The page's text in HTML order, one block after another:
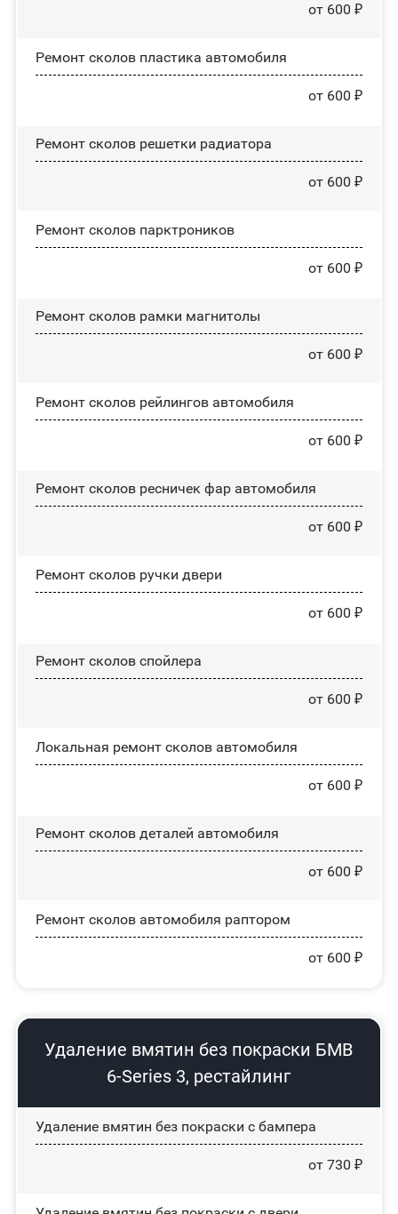
от 600 ₽
Ремонт сколов пластика автомобиля
от 600 ₽
Ремонт сколов решетки радиатора
от 600 ₽
Ремонт сколов парктроников
от 600 ₽
Ремонт сколов рамки магнитолы
от 600 ₽
Ремонт сколов рейлингов автомобиля
от 600 ₽
Ремонт сколов ресничек фар автомобиля
от 600 ₽
Ремонт сколов ручки двери
от 600 ₽
Ремонт сколов спойлера
от 600 ₽
Локальная ремонт сколов автомобиля
от 600 ₽
Ремонт сколов деталей автомобиля
от 600 ₽
Ремонт сколов автомобиля раптором
от 600 ₽
Удаление вмятин без покраски БМВ
6-Series 3, рестайлинг
Удаление вмятин без покраски с бампера
от 730 ₽